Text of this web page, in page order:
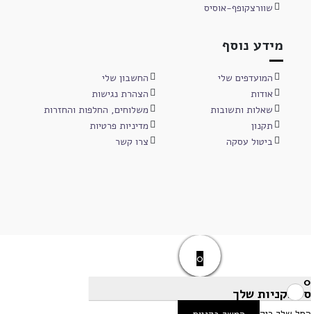
שוורצקופף-אוסיס
מידע נוסף
המועדפים שלי
החשבון שלי
אודות
הצהרת נגישות
שאלות ותשובות
משלוחים, החלפות והחזרות
תקנון
מדיניות פרטיות
ביטול עסקה
צרו קשר
0
0
סל הקניות שלך